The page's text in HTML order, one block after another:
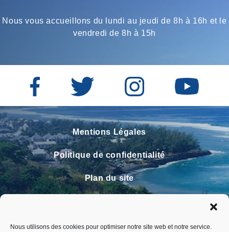
Nous utilisons des cookies pour optimiser notre site web et notre service.
Nous vous accueillons du lundi au jeudi de 8h à 16h et le
vendredi de 8h à 15h
Mentions Légales
Politique de confidentialité
Plan du site
Faire un signalement